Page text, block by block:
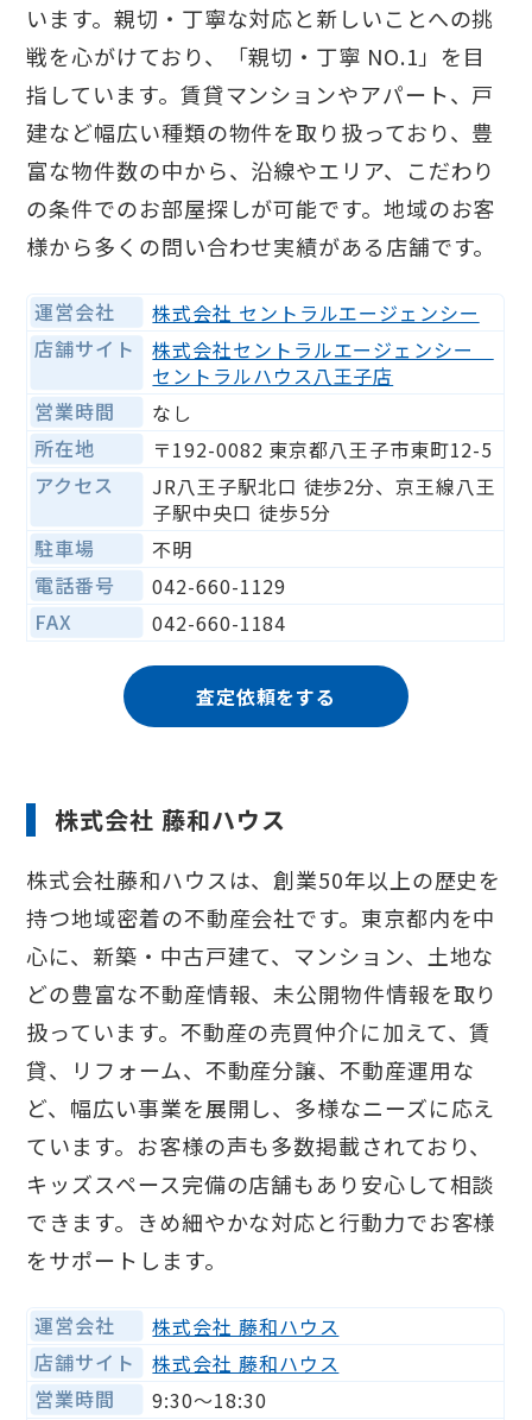
います。親切・丁寧な対応と新しいことへの挑
戦を心がけており、「親切・丁寧 NO.1」を目
指しています。賃貸マンションやアパート、戸
建など幅広い種類の物件を取り扱っており、豊
富な物件数の中から、沿線やエリア、こだわり
の条件でのお部屋探しが可能です。地域のお客
様から多くの問い合わせ実績がある店舗です。
運営会社
株式会社 セントラルエージェンシー
店舗サイト
株式会社セントラルエージェンシー
セントラルハウス八王子店
営業時間
なし
所在地
〒192-0082 東京都八王子市東町12-5
アクセス
JR八王子駅北口 徒歩2分、京王線八王
子駅中央口 徒歩5分
駐車場
不明
電話番号
042-660-1129
FAX
042-660-1184
査定依頼をする
株式会社 藤和ハウス
株式会社藤和ハウスは、創業50年以上の歴史を
持つ地域密着の不動産会社です。東京都内を中
心に、新築・中古戸建て、マンション、土地な
どの豊富な不動産情報、未公開物件情報を取り
扱っています。不動産の売買仲介に加えて、賃
貸、リフォーム、不動産分譲、不動産運用な
ど、幅広い事業を展開し、多様なニーズに応え
ています。お客様の声も多数掲載されており、
キッズスペース完備の店舗もあり安心して相談
できます。きめ細やかな対応と行動力でお客様
をサポートします。
運営会社
株式会社 藤和ハウス
店舗サイト
株式会社 藤和ハウス
営業時間
9:30〜18:30